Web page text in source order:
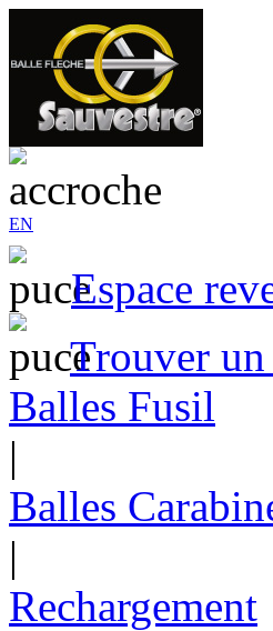
EN
Espace
Trouver
Balles Fusil
|
Balles
|
Rechargement